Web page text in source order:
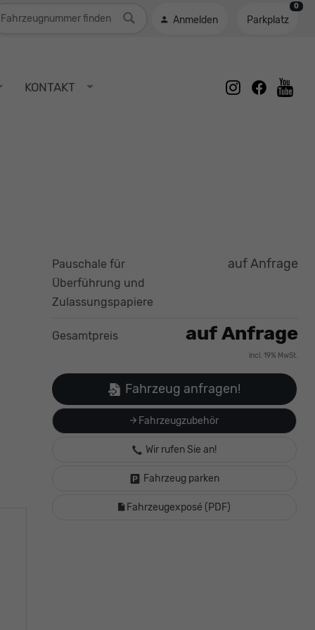
Anmelden Parkplatz
0
KONTAKT instagram
facebook
Pauschale für
Überführung und
Zulassungspapiere
auf Anfrage
Gesamtpreis auf Anfrage
incl. 19% MwSt.
Fahrzeugzubehör
Fahrzeug anfragen!
Wir rufen Sie an!
Fahrzeug parken
Fahrzeugexposé (PDF)